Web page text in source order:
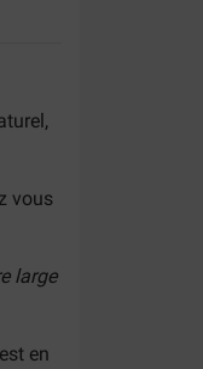
vous
large
en